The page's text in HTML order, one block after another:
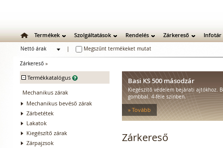
Termékek Szolgáltatások Rendelés Zárkereső Infotár
Nettó árak
Megszűnt termékeket mutat
Zárkereső »
- Termékkatalógus
Mechanikus zárak
Mechanikus bevéső zárak
Zárbetétek
Lakatok
Kiegészítő zárak
Zárpajzsok
Basi KS 500 másodzár
Kiegészítő védelem bejárati ajtókhoz.
gombbal. 4-féle színben.
» Tovább
Zárkereső